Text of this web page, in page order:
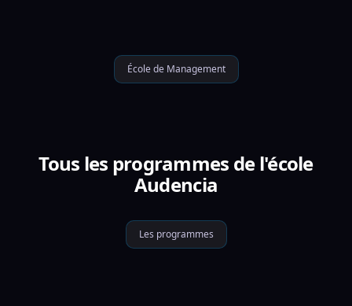
École de Management
Tous les programmes de l'école
Audencia
Les programmes